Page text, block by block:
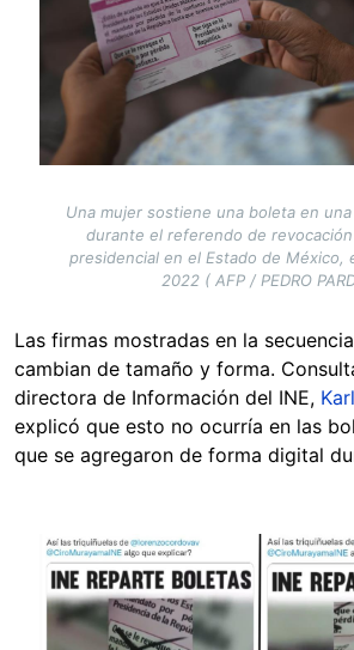
Una mujer sostiene una boleta en
durante el referendo de
presidencial en el Estado de México,
2022 ( AFP / PEDRO
Las firmas mostradas en la
cambian de tamaño y forma.
directora de Información del INE,
explicó que esto no ocurría en las
que se agregaron de forma digital
Image